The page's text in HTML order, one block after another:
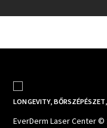
LONGEVITY,
EverDerm Laser Center ©